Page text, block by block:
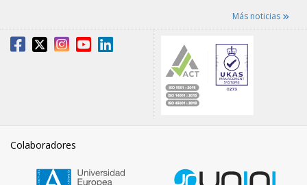
Más noticias
Colaboradores